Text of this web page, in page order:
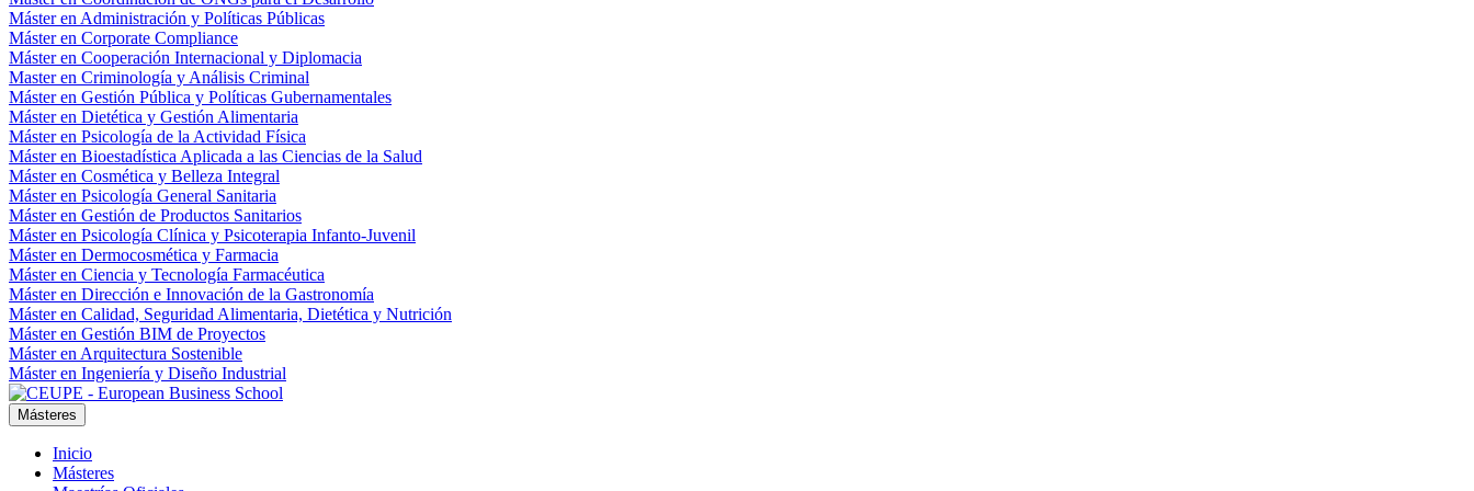
Máster en Administración y Políticas Públicas
Máster en Corporate Compliance
Máster en Cooperación Internacional y Diplomacia
Master en Criminología y Análisis Criminal
Máster en Gestión Pública y Políticas Gubernamentales
Máster en Dietética y Gestión Alimentaria
Máster en Psicología de la Actividad Física
Máster en Bioestadística Aplicada a las Ciencias de la Salud
Máster en Cosmética y Belleza Integral
Máster en Psicología General Sanitaria
Máster en Gestión de Productos Sanitarios
Máster en Psicología Clínica y Psicoterapia Infanto-Juvenil
Máster en Dermocosmética y Farmacia
Máster en Ciencia y Tecnología Farmacéutica
Máster en Dirección e Innovación de la Gastronomía
Máster en Calidad, Seguridad Alimentaria, Dietética y Nutrición
Máster en Gestión BIM de Proyectos
Máster en Arquitectura Sostenible
Máster en Ingeniería y Diseño Industrial
Másteres
Inicio
Másteres